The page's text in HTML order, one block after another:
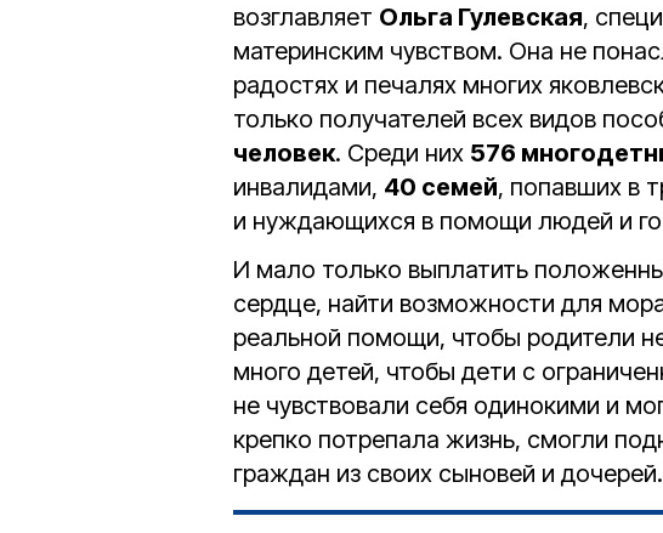
возглавляет Ольга Гулевская,
материнским чувством. Она не
радостях и печалях многих
только получателей всех видов
человек. Среди них 576
инвалидами, 40 семей, попавших в
и нуждающихся в помощи людей и
И мало только выплатить
сердце, найти возможности для
реальной помощи, чтобы родители
много детей, чтобы дети с
не чувствовали себя одинокими и
крепко потрепала жизнь, смогли
граждан из своих сыновей и дочерей.